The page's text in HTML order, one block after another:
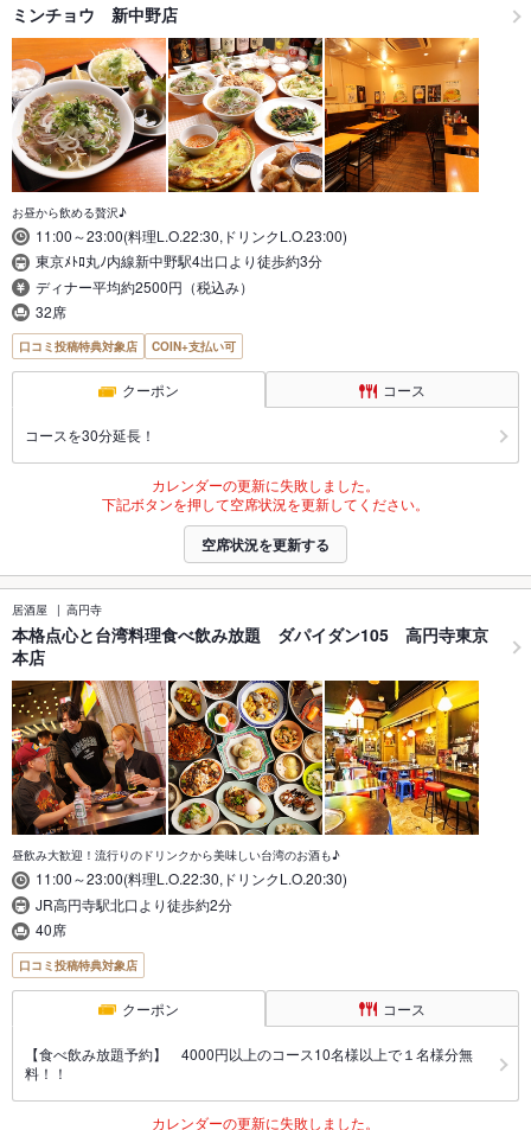
ミンチョウ 新中野店
お昼から飲める贅沢♪
11:00～23:00(料理L.O.22:30,ドリンクL.O.23:00)
東京ﾒﾄﾛ丸ﾉ内線新中野駅4出口より徒歩約3分
ディナー平均約2500円（税込み）
32席
口コミ投稿特典対象店 COIN+支払い可
クーポン コース
コースを30分延長！
カレンダーの更新に失敗しました。
下記ボタンを押して空席状況を更新してください。
空席状況を更新する
居酒屋 高円寺
本格点心と台湾料理食べ飲み放題 ダパイダン105 高円寺東京
本店
昼飲み大歓迎！流行りのドリンクから美味しい台湾のお酒も♪
11:00～23:00(料理L.O.22:30,ドリンクL.O.20:30)
JR高円寺駅北口より徒歩約2分
40席
口コミ投稿特典対象店
クーポン コース
【食べ飲み放題予約】 4000円以上のコース10名様以上で１名様分無
料！！
カレンダーの更新に失敗しました。